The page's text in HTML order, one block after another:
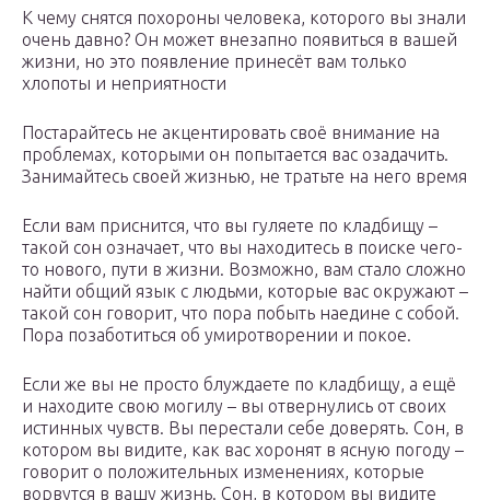
К чему снятся похороны человека, которого вы знали
очень давно? Он может внезапно появиться в вашей
жизни, но это появление принесёт вам только
хлопоты и неприятности
Постарайтесь не акцентировать своё внимание на
проблемах, которыми он попытается вас озадачить.
Занимайтесь своей жизнью, не тратьте на него время
Если вам приснится, что вы гуляете по кладбищу –
такой сон означает, что вы находитесь в поиске чего-
то нового, пути в жизни. Возможно, вам стало сложно
найти общий язык с людьми, которые вас окружают –
такой сон говорит, что пора побыть наедине с собой.
Пора позаботиться об умиротворении и покое.
Если же вы не просто блуждаете по кладбищу, а ещё
и находите свою могилу – вы отвернулись от своих
истинных чувств. Вы перестали себе доверять. Сон, в
котором вы видите, как вас хоронят в ясную погоду –
говорит о положительных изменениях, которые
ворвутся в вашу жизнь. Сон, в котором вы видите